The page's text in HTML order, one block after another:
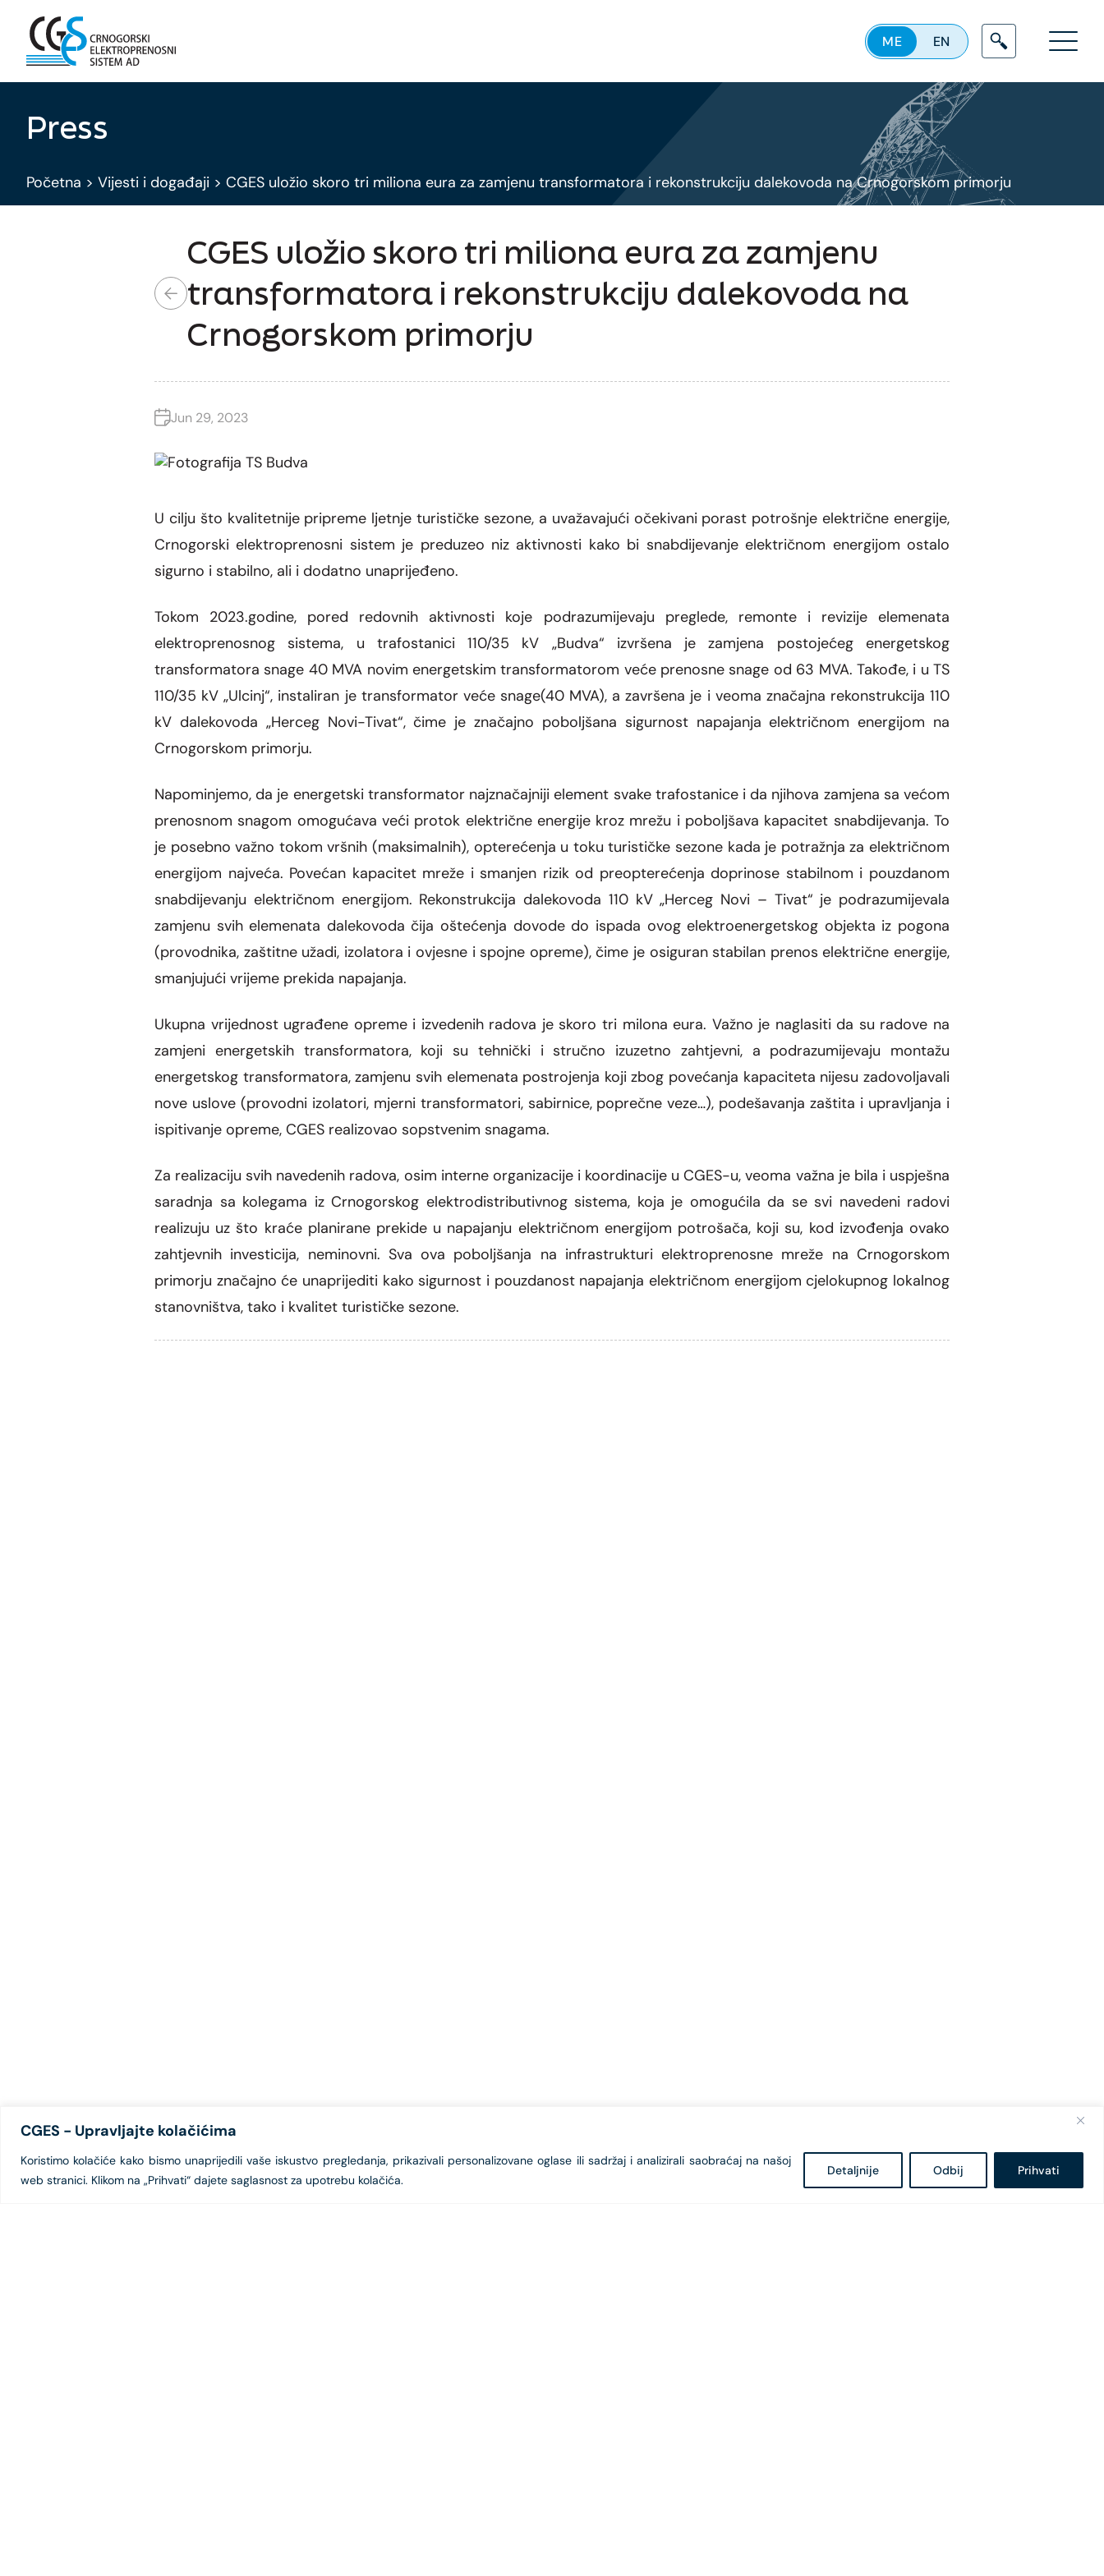
CGES - Upravljajte kolačićima
Koristimo kolačiće kako bismo unaprijedili vaše iskustvo pregledanja, prikazivali personalizovane oglase ili sadržaj i analizirali saobraćaj na našoj
web stranici. Klikom na „Prihvati“ dajete saglasnost za upotrebu kolačića.
Detaljnije Odbij Prihvati
ME EN Menu
Press
Početna > Vijesti i događaji > CGES uložio skoro tri miliona eura za zamjenu transformatora i rekonstrukciju dalekovoda na Crnogorskom primorju
CGES uložio skoro tri miliona eura za zamjenu
transformatora i rekonstrukciju dalekovoda na
Crnogorskom primorju
Jun 29, 2023
U cilju što kvalitetnije pripreme ljetnje turističke sezone, a uvažavajući očekivani porast potrošnje električne energije,
Crnogorski elektroprenosni sistem je preduzeo niz aktivnosti kako bi snabdijevanje električnom energijom ostalo
sigurno i stabilno, ali i dodatno unaprijeđeno.
Tokom 2023.godine, pored redovnih aktivnosti koje podrazumijevaju preglede, remonte i revizije elemenata
elektroprenosnog sistema, u trafostanici 110/35 kV „Budva“ izvršena je zamjena postojećeg energetskog
transformatora snage 40 MVA novim energetskim transformatorom veće prenosne snage od 63 MVA. Takođe, i u TS
110/35 kV „Ulcinj“, instaliran je transformator veće snage(40 MVA), a završena je i veoma značajna rekonstrukcija 110
kV dalekovoda „Herceg Novi-Tivat“, čime je značajno poboljšana sigurnost napajanja električnom energijom na
Crnogorskom primorju.
Napominjemo, da je energetski transformator najznačajniji element svake trafostanice i da njihova zamjena sa većom
prenosnom snagom omogućava veći protok električne energije kroz mrežu i poboljšava kapacitet snabdijevanja. To
je posebno važno tokom vršnih (maksimalnih), opterećenja u toku turističke sezone kada je potražnja za električnom
energijom najveća. Povećan kapacitet mreže i smanjen rizik od preopterećenja doprinose stabilnom i pouzdanom
snabdijevanju električnom energijom. Rekonstrukcija dalekovoda 110 kV „Herceg Novi – Tivat“ je podrazumijevala
zamjenu svih elemenata dalekovoda čija oštećenja dovode do ispada ovog elektroenergetskog objekta iz pogona
(provodnika, zaštitne užadi, izolatora i ovjesne i spojne opreme), čime je osiguran stabilan prenos električne energije,
smanjujući vrijeme prekida napajanja.
Ukupna vrijednost ugrađene opreme i izvedenih radova je skoro tri milona eura. Važno je naglasiti da su radove na
zamjeni energetskih transformatora, koji su tehnički i stručno izuzetno zahtjevni, a podrazumijevaju montažu
energetskog transformatora, zamjenu svih elemenata postrojenja koji zbog povećanja kapaciteta nijesu zadovoljavali
nove uslove (provodni izolatori, mjerni transformatori, sabirnice, poprečne veze…), podešavanja zaštita i upravljanja i
ispitivanje opreme, CGES realizovao sopstvenim snagama.
Za realizaciju svih navedenih radova, osim interne organizacije i koordinacije u CGES-u, veoma važna je bila i uspješna
saradnja sa kolegama iz Crnogorskog elektrodistributivnog sistema, koja je omogućila da se svi navedeni radovi
realizuju uz što kraće planirane prekide u napajanju električnom energijom potrošača, koji su, kod izvođenja ovako
zahtjevnih investicija, neminovni. Sva ova poboljšanja na infrastrukturi elektroprenosne mreže na Crnogorskom
primorju značajno će unaprijediti kako sigurnost i pouzdanost napajanja električnom energijom cjelokupnog lokalnog
stanovništva, tako i kvalitet turističke sezone.